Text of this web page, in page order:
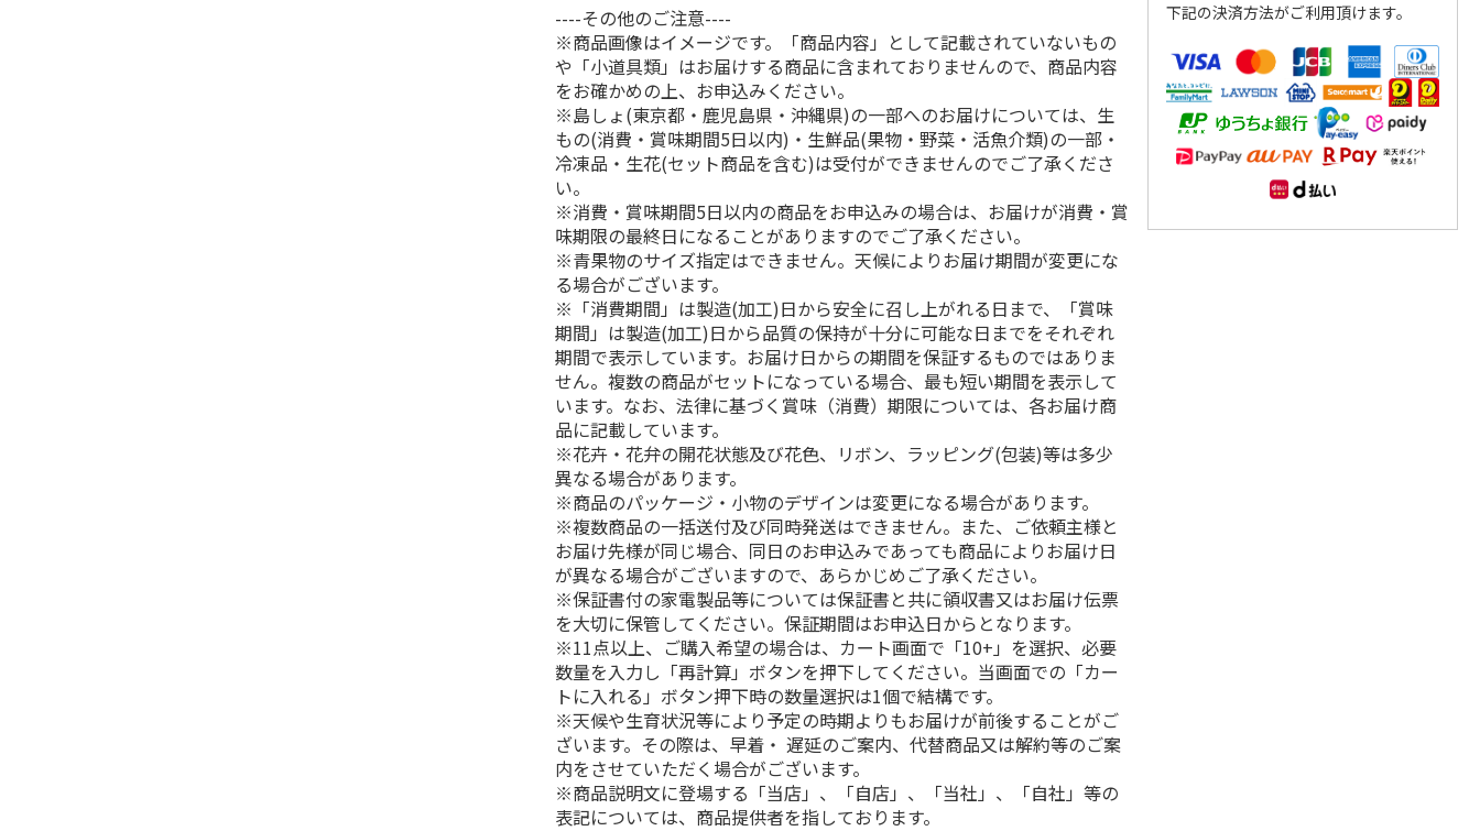
----その他のご注意----
※商品画像はイメージです。「商品内容」として記載されていないもの
や「小道具類」はお届けする商品に含まれておりませんので、商品内容
をお確かめの上、お申込みください。
※島しょ(東京都・鹿児島県・沖縄県)の一部へのお届けについては、生
もの(消費・賞味期間5日以内)・生鮮品(果物・野菜・活魚介類)の一部・
冷凍品・生花(セット商品を含む)は受付ができませんのでご了承くださ
い。
※消費・賞味期間5日以内の商品をお申込みの場合は、お届けが消費・賞
味期限の最終日になることがありますのでご了承ください。
※青果物のサイズ指定はできません。天候によりお届け期間が変更にな
る場合がございます。
※「消費期間」は製造(加工)日から安全に召し上がれる日まで、「賞味
期間」は製造(加工)日から品質の保持が十分に可能な日までをそれぞれ
期間で表示しています。お届け日からの期間を保証するものではありま
せん。複数の商品がセットになっている場合、最も短い期間を表示して
います。なお、法律に基づく賞味（消費）期限については、各お届け商
品に記載しています。
※花卉・花弁の開花状態及び花色、リボン、ラッピング(包装)等は多少
異なる場合があります。
※商品のパッケージ・小物のデザインは変更になる場合があります。
※複数商品の一括送付及び同時発送はできません。また、ご依頼主様と
お届け先様が同じ場合、同日のお申込みであっても商品によりお届け日
が異なる場合がございますので、あらかじめご了承ください。
※保証書付の家電製品等については保証書と共に領収書又はお届け伝票
を大切に保管してください。保証期間はお申込日からとなります。
※11点以上、ご購入希望の場合は、カート画面で「10+」を選択、必要
数量を入力し「再計算」ボタンを押下してください。当画面での「カー
トに入れる」ボタン押下時の数量選択は1個で結構です。
※天候や生育状況等により予定の時期よりもお届けが前後することがご
ざいます。その際は、早着・ 遅延のご案内、代替商品又は解約等のご案
内をさせていただく場合がございます。
※商品説明文に登場する「当店」、「自店」、「当社」、「自社」等の
表記については、商品提供者を指しております。
下記の決済方法がご利用頂けます。